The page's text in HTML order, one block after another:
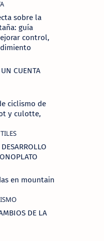
sobre la
guía
control,
CUENTA
ciclismo de
y culotte,
en mountain
DE LA